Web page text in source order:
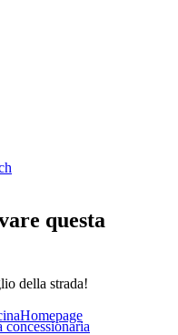
concessionaria
questa
della strada!
Homepage